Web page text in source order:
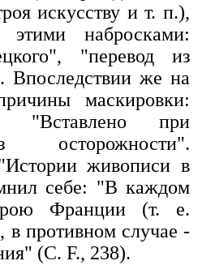
искусству и т. п.),
набросками:
"перевод из
Впоследствии же на
маскировки:
"Вставлено при
осторожности".
живописи в
себе: "В каждом
Франции (т. е.
противном случае -
(С. F., 238).